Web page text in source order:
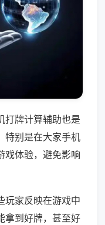
打牌计算辅助也是
特别是在大家手机
戏体验，避免影响
玩家反映在游戏中
拿到好牌，甚至好